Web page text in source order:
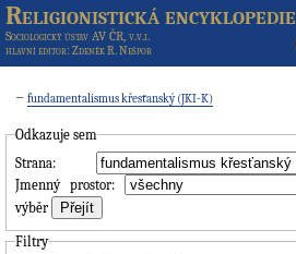
Religionistická encyklopedie
Sociologický ústav AV ČR, v.v.i.
hlavní editor: Zdeněk R. Nešpor
←fundamentalismus křesťanský (JKI-K)
Odkazuje sem
Strana:
Jmenný prostor:
výběr
Filtry